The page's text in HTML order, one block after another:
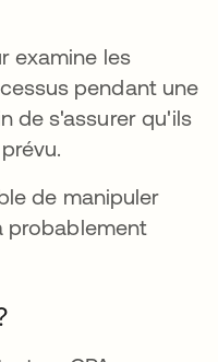
examine les
pendant une
de s'assurer qu'ils
de manipuler
probablement